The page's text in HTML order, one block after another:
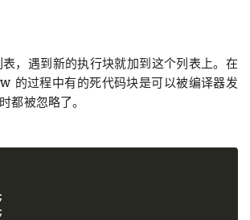
，遇到新的执行块就加到这个列表上。在
过程中有的死代码块是可以被编译器发
都被忽略了。
;